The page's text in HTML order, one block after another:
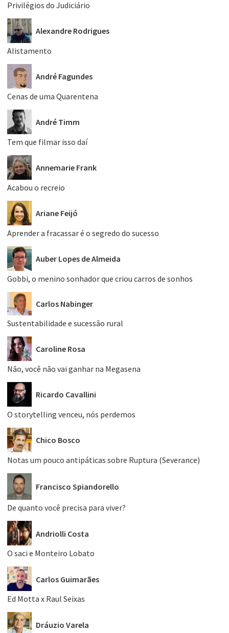
Privilégios do Judiciário
Alexandre Rodrigues
Alistamento
André Fagundes
Cenas de uma Quarentena
André Timm
Tem que filmar isso daí
Annemarie Frank
Acabou o recreio
Ariane Feijó
Aprender a fracassar é o segredo do sucesso
Auber Lopes de Almeida
Gobbi, o menino sonhador que criou carros de sonhos
Carlos Nabinger
Sustentabilidade e sucessão rural
Caroline Rosa
Não, você não vai ganhar na Megasena
Ricardo Cavallini
O storytelling venceu, nós perdemos
Chico Bosco
Notas um pouco antipáticas sobre Ruptura (Severance)
Francisco Spiandorello
De quanto você precisa para viver?
Andriolli Costa
O saci e Monteiro Lobato
Carlos Guimarães
Ed Motta x Raul Seixas
Dráuzio Varela